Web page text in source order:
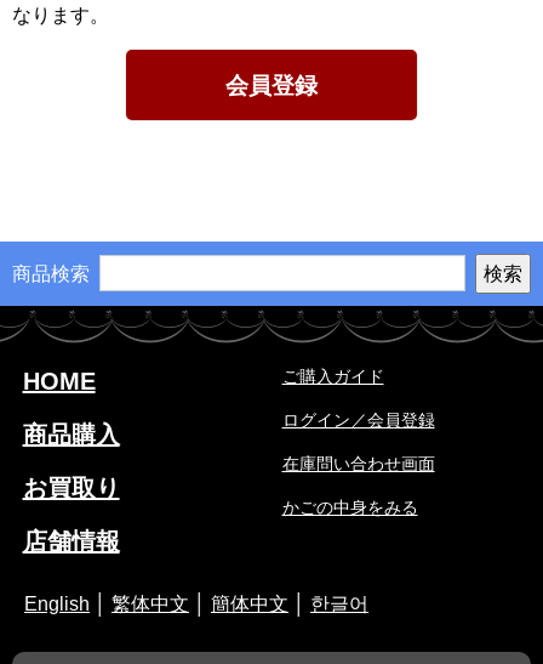
なります。
会員登録
商品検索
HOME
商品購入
お買取り
店舗情報
ご購入ガイド
ログイン／会員登録
在庫問い合わせ画面
かごの中身をみる
English 繁体中文 簡体中文 한글어